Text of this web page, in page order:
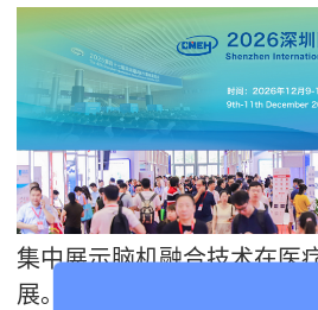
集中展示脑机融合技术在医
展。汇集植入式脑机接口、